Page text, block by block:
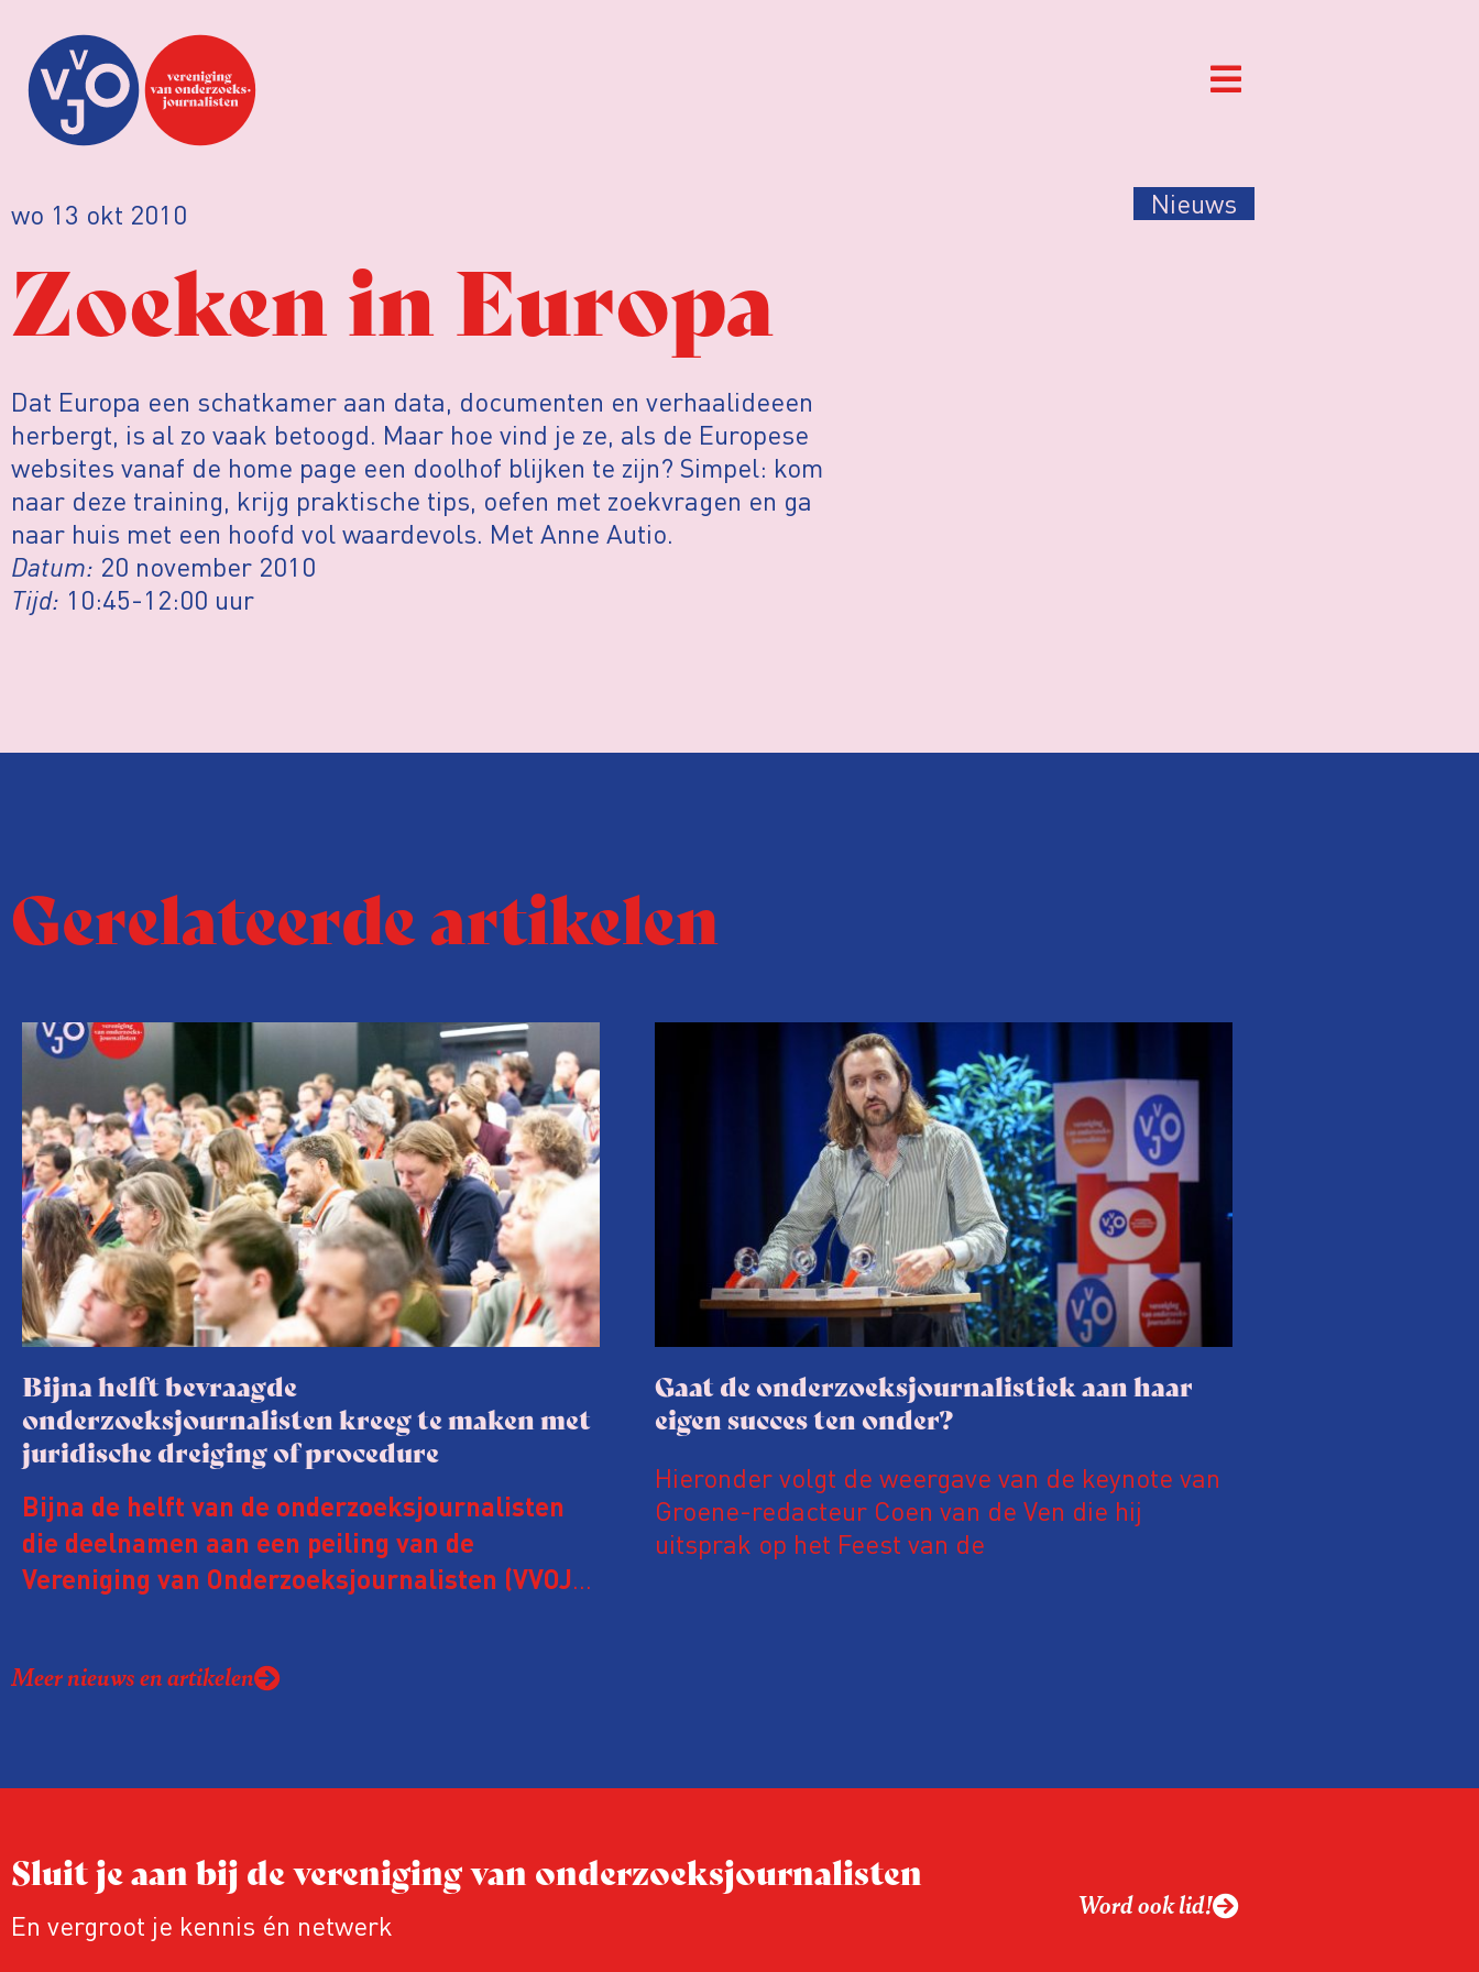
wo 13 okt 2010 Nieuws
Zoeken in Europa
Dat Europa een schatkamer aan data, documenten en verhaalideeen
herbergt, is al zo vaak betoogd. Maar hoe vind je ze, als de Europese
websites vanaf de home page een doolhof blijken te zijn? Simpel: kom
naar deze training, krijg praktische tips, oefen met zoekvragen en ga
naar huis met een hoofd vol waardevols. Met Anne Autio.
Datum: 20 november 2010
Tijd: 10:45-12:00 uur
Gerelateerde artikelen
Bijna helft bevraagde
onderzoeksjournalisten kreeg te maken met
juridische dreiging of procedure
Bijna de helft van de onderzoeksjournalisten
die deelnamen aan een peiling van de
Vereniging van Onderzoeksjournalisten (VVOJ)
rond het eigen werk. Dat kost journalisten tijd,
Gaat de onderzoeksjournalistiek aan haar
eigen succes ten onder?
Hieronder volgt de weergave van de keynote van
Groene-redacteur Coen van de Ven die hij
uitsprak op het Feest van de
Hoe moet de journalistiek omgaan met een
steeds onverschilligere macht?
Meer nieuws en artikelen
Sluit je aan bij de vereniging van onderzoeksjournalisten
En vergroot je kennis én netwerk
Word ook lid!